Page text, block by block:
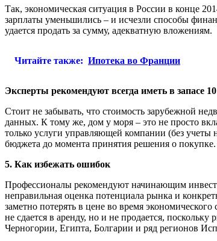
Так, экономическая ситуация в России в конце
зарплаты уменьшились – и исчезли способы
удается продать за сумму, адекватную вложениям.
Читайте также: Ипотека во Франции
Эксперты рекомендуют всегда иметь в запасе
Стоит не забывать, что стоимость зарубежной
данных. К тому же, дом у моря – это не просто
только услуги управляющей компании (без
бюджета до момента принятия решения о покупке.
5. Как избежать ошибок
Профессионалы рекомендуют начинающим
неправильная оценка потенциала рынка и
заметно потерять в цене во время
не сдается в аренду, но и не продается,
Черногории, Египта, Болгарии и ряд регионов